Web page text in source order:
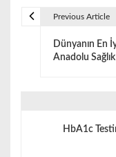
Previous Article
Dünyanın En
Anadolu
HbA1c